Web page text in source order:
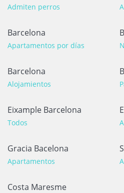
Admiten perros
Barcelona
Apartamentos por días
Barcelona
Alojamientos
Eixample Barcelona
Todos
Gracia Bacelona
Apartamentos
Costa Maresme